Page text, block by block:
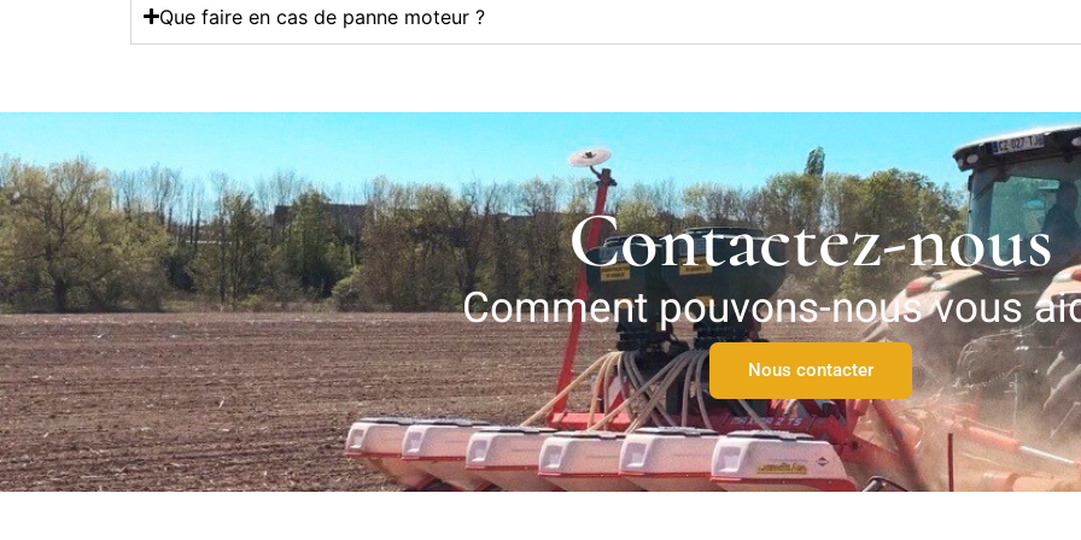
Que faire en cas de panne moteur ?
Contactez-nous
Comment pouvons-nous vous
Nous contacter